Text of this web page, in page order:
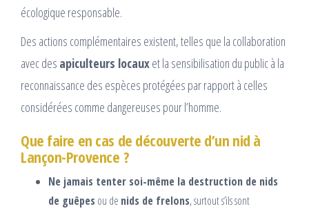
écologique responsable.
Des actions complémentaires existent, telles que la collaboration
avec des apiculteurs locauxet la sensibilisation du public à la
reconnaissance des espèces protégées par rapport à celles
considérées comme dangereuses pour l’homme.
Que faire en cas de découverte d’un nid à
Lançon-Provence ?
Ne jamais tenter soi-même la destruction de nids
de guêpes ou de nids de frelons, surtout s’ils sont